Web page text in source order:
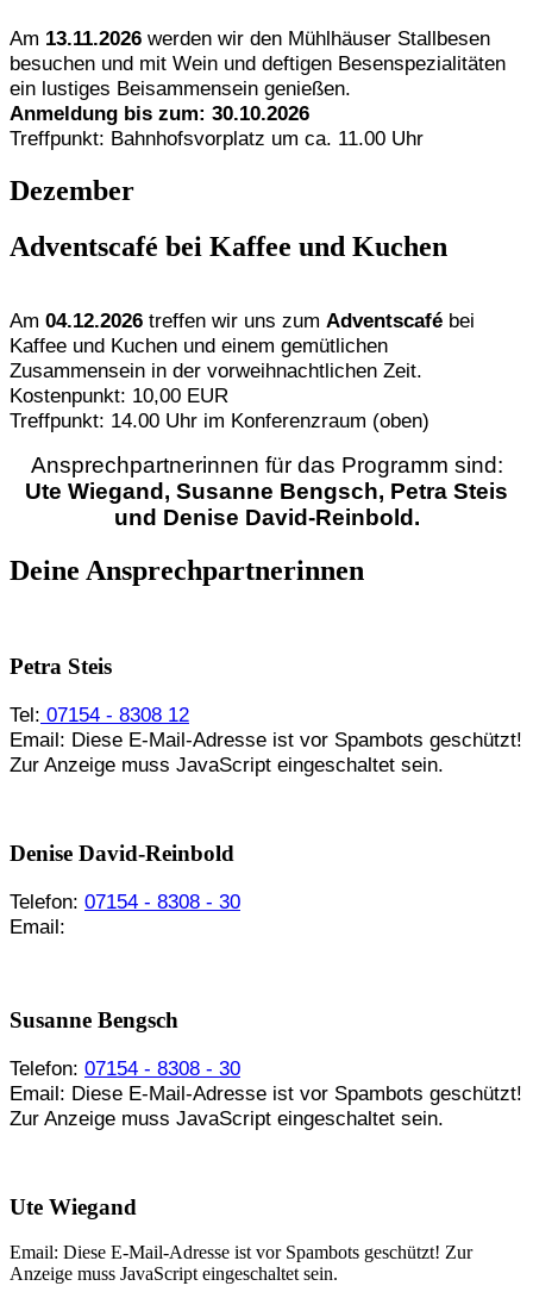
Am 13.11.2026 werden wir den Mühlhäuser Stallbesen
besuchen und mit Wein und deftigen Besenspezialitäten
ein lustiges Beisammensein genießen.
Anmeldung bis zum: 30.10.2026
Treffpunkt: Bahnhofsvorplatz um ca. 11.00 Uhr
Dezember
Adventscafé bei Kaffee und Kuchen
Am 04.12.2026 treffen wir uns zum Adventscafé bei
Kaffee und Kuchen und einem gemütlichen
Zusammensein in der vorweihnachtlichen Zeit.
Kostenpunkt: 10,00 EUR
Treffpunkt: 14.00 Uhr im Konferenzraum (oben)
Ansprechpartnerinnen für das Programm sind:
Ute Wiegand, Susanne Bengsch, Petra Steis
und Denise David-Reinbold.
Deine Ansprechpartner­innen
Petra Steis
Tel: 07154 - 8308 12
Email: Diese E-Mail-Adresse ist vor Spambots geschützt!
Zur Anzeige muss JavaScript eingeschaltet sein.
Denise David-Reinbold
Telefon: 07154 - 8308 - 30
Email:
Susanne Bengsch
Telefon: 07154 - 8308 - 30
Email: Diese E-Mail-Adresse ist vor Spambots geschützt!
Zur Anzeige muss JavaScript eingeschaltet sein.
Ute Wiegand
Email: Diese E-Mail-Adresse ist vor Spambots geschützt! Zur
Anzeige muss JavaScript eingeschaltet sein.